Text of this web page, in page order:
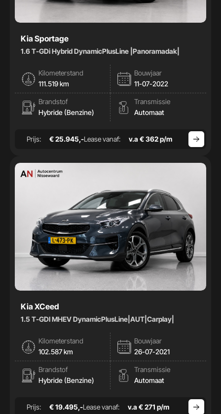
Kia Sportage
1.6 T-GDi Hybrid DynamicPlusLine |Panoramadak|
Kilometerstand
111.519 km
Bouwjaar
11-07-2022
Brandstof
Hybride (Benzine)
Transmissie
Automaat
Prijs: € 25.945,-Lease vanaf: v.a € 362 p/m
Kia XCeed
1.5 T-GDI MHEV DynamicPlusLine|AUT|Carplay|
Kilometerstand
102.587 km
Bouwjaar
26-07-2021
Brandstof
Hybride (Benzine)
Transmissie
Automaat
Prijs: € 19.495,-Lease vanaf: v.a € 271 p/m